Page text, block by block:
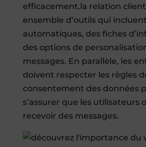
efficacement.la relation
ensemble d’outils qui
automatiques, des fiches
des options de
messages. En parallèle, les
doivent respecter les règles
consentement des données
s’assurer que les utilisateurs
recevoir des messages.